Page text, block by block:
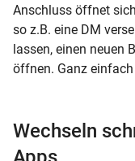
Anschluss öffnet
so z.B. eine DM
lassen, einen neuen
öffnen. Ganz
Wechseln